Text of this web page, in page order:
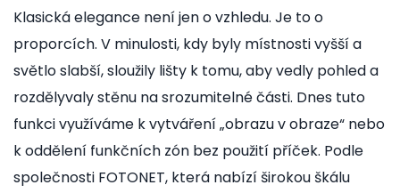
Klasická elegance není jen o vzhledu. Je to o
proporcích. V minulosti, kdy byly místnosti vyšší a
světlo slabší, sloužily lišty k tomu, aby vedly pohled a
rozdělyvaly stěnu na srozumitelné části. Dnes tuto
funkci využíváme k vytváření „obrazu v obraze“ nebo
k oddělení funkčních zón bez použití příček. Podle
společnosti FOTONET, která nabízí širokou škálu